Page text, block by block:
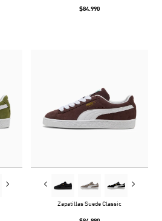
$84.990
Zapatillas Suede Classic